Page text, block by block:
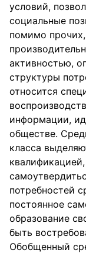
условий,
социальные
помимо
активностью,
структуры
относится
информации,
обществе.
класса
потребностей
постоянное
образование
быть
Обобщенный